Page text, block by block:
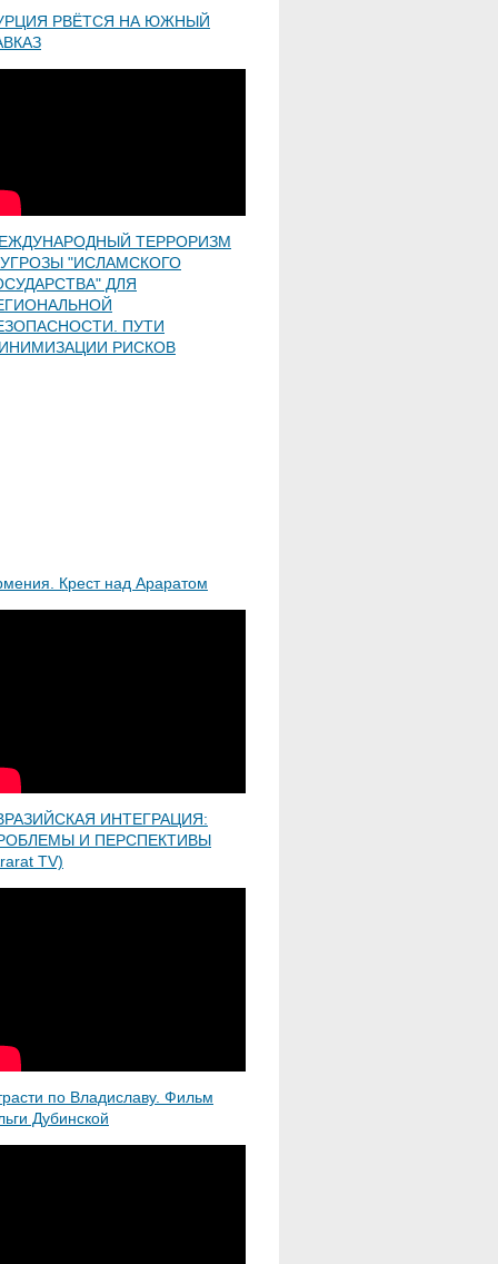
РВЁТСЯ НА ЮЖНЫЙ
ТЕРРОРИЗМ
"ИСЛАМСКОГО
ДЛЯ
ПУТИ
РИСКОВ
Крест над Араратом
ИНТЕГРАЦИЯ:
И ПЕРСПЕКТИВЫ
TV)
по Владиславу. Фильм
Дубинской